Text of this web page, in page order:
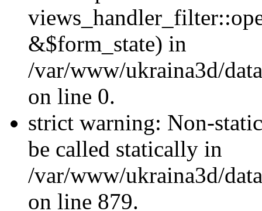
&$form_state) in
/var/www/ukraina3d/
on line 0.
strict warning: Non-
be called statically in
/var/www/ukraina3d/
on line 879.